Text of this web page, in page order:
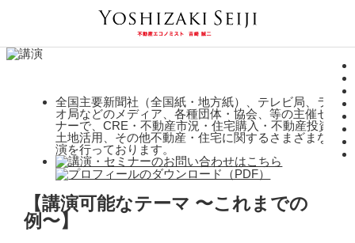
全国主要新聞社（全国紙・地方紙）、テレビ局、ラジ
オ局などのメディア、各種団体・協会、等の主催セミ
ナーで、CRE・不動産市況・住宅購入・不動産投資・
土地活用、その他不動産・住宅に関するさまざまな講
演を行っております。
【講演可能なテーマ 〜これまでの
例〜】